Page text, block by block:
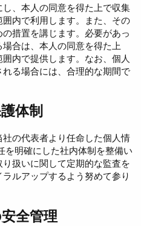
、本人の同意を得た上で収集
内で利用します。また、その
措置を講じます。必要があっ
合は、本人の同意を得た上
内で提供します。なお、個人
る場合には、合理的な期間で
体制
の代表者より任命した個人情
を明確にした社内体制を整備い
扱いに関して定期的な監査を
ルアップするよう努めて参り
全管理